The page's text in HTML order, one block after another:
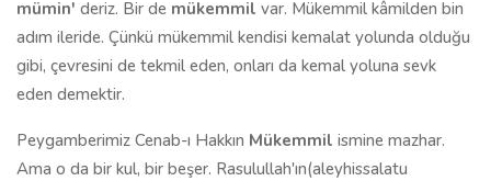
mümin' deriz. Bir de mükemmil var. Mükemmil kâmilden bin
adım ileride. Çünkü mükemmil kendisi kemalat yolunda olduğu
gibi, çevresini de tekmil eden, onları da kemal yoluna sevk
eden demektir.
Peygamberimiz Cenab-ı Hakkın Mükemmil ismine mazhar.
Ama o da bir kul, bir beşer. Rasulullah'ın(aleyhissalatu